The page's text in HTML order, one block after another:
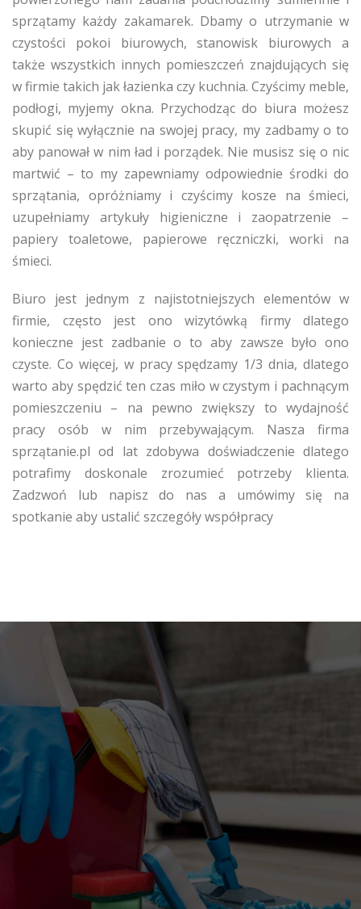
sprzątamy każdy zakamarek. Dbamy o utrzymanie w
czystości pokoi biurowych, stanowisk biurowych a
także wszystkich innych pomieszczeń znajdujących się
w firmie takich jak łazienka czy kuchnia. Czyścimy meble,
podłogi, myjemy okna. Przychodząc do biura możesz
skupić się wyłącznie na swojej pracy, my zadbamy o to
aby panował w nim ład i porządek. Nie musisz się o nic
martwić – to my zapewniamy odpowiednie środki do
sprzątania, opróżniamy i czyścimy kosze na śmieci,
uzupełniamy artykuły higieniczne i zaopatrzenie –
papiery toaletowe, papierowe ręczniczki, worki na
śmieci.
Biuro jest jednym z najistotniejszych elementów w
firmie, często jest ono wizytówką firmy dlatego
konieczne jest zadbanie o to aby zawsze było ono
czyste. Co więcej, w pracy spędzamy 1/3 dnia, dlatego
warto aby spędzić ten czas miło w czystym i pachnącym
pomieszczeniu – na pewno zwiększy to wydajność
pracy osób w nim przebywającym. Nasza firma
sprzątanie.pl od lat zdobywa doświadczenie dlatego
potrafimy doskonale zrozumieć potrzeby klienta.
Zadzwoń lub napisz do nas a umówimy się na
spotkanie aby ustalić szczegóły współpracy